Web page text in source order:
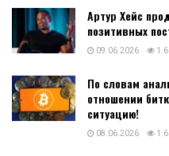
Артур Хейс
позитивных
09.06.2026
По словам
отношении
ситуацию!
08.06.2026